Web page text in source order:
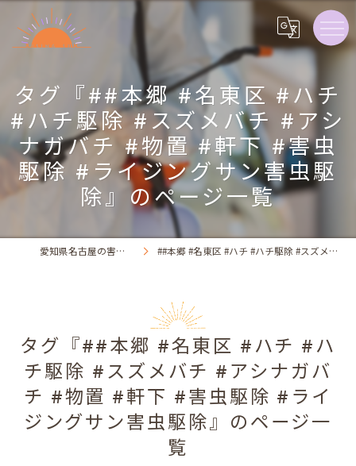
タグ『##本郷 #名東区 #ハチ
#ハチ駆除 #スズメバチ #アシ
ナガバチ #物置 #軒下 #害虫
駆除 #ライジングサン害虫駆
除』のページ一覧
愛知県名古屋の害虫駆除ならライジング・サン害虫駆除 ##本郷 #名東区 #ハチ #ハチ駆除 #スズメバチ #アシナガバチ #物置 #軒下 #害虫駆除 #ライジングサン害虫駆除
タグ『##本郷 #名東区 #ハチ #ハ
チ駆除 #スズメバチ #アシナガバ
チ #物置 #軒下 #害虫駆除 #ライ
ジングサン害虫駆除』のページ一
覧